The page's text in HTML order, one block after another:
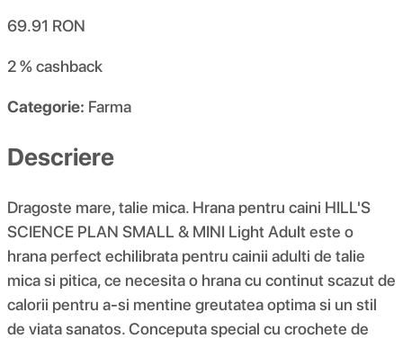
69.91 RON
2 %cashback
Categorie: Farma
Descriere
Dragoste mare, talie mica. Hrana pentru caini HILL'S
SCIENCE PLAN SMALL & MINI Light Adult este o
hrana perfect echilibrata pentru cainii adulti de talie
mica si pitica, ce necesita o hrana cu continut scazut de
calorii pentru a-si mentine greutatea optima si un stil
de viata sanatos. Conceputa special cu crochete de